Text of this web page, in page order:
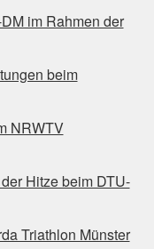
im Rahmen der
beim
NRWTV
Hitze beim DTU-
Triathlon Münster